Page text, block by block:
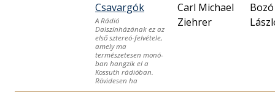
Csavargók
A Rádió
Dalszínházának ez az
első sztereó-felvétele,
amely ma
természetesen monó-
ban hangzik el a
Kossuth rádióban.
Rövidesen ha
Carl Michael
Ziehrer
Bozó